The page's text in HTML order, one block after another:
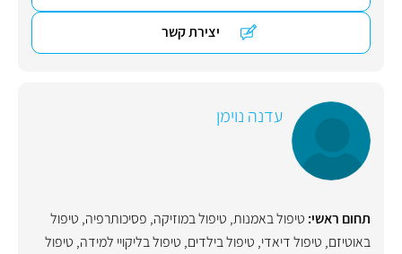
יצירת קשר
עדנה נוימן
תחום ראשי: טיפול באמנות, טיפול במוזיקה, פסיכותרפיה, טיפול
באוטיזם, טיפול דיאדי, טיפול בילדים, טיפול בליקויי למידה, טיפול